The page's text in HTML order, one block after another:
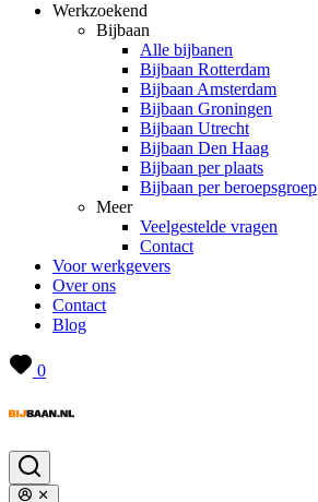
Werkzoekend
Bijbaan
Alle bijbanen
Bijbaan Rotterdam
Bijbaan Amsterdam
Bijbaan Groningen
Bijbaan Utrecht
Bijbaan Den Haag
Bijbaan per plaats
Bijbaan per beroepsgroep
Meer
Veelgestelde vragen
Contact
Voor werkgevers
Over ons
Contact
Blog
0